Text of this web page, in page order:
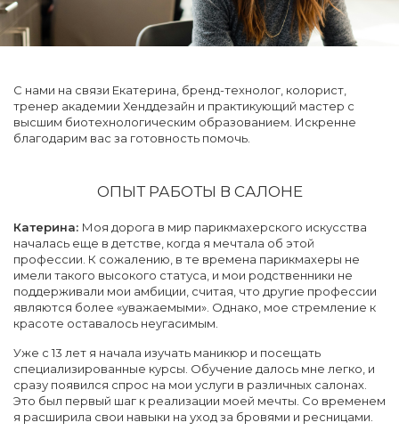
С нами на связи Екатерина, бренд-технолог, колорист,
тренер академии Хенддезайн и практикующий мастер с
высшим биотехнологическим образованием. Искренне
благодарим вас за готовность помочь.
ОПЫТ РАБОТЫ В САЛОНЕ
Катерина: Моя дорога в мир парикмахерского искусства
началась еще в детстве, когда я мечтала об этой
профессии. К сожалению, в те времена парикмахеры не
имели такого высокого статуса, и мои родственники не
поддерживали мои амбиции, считая, что другие профессии
являются более «уважаемыми». Однако, мое стремление к
красоте оставалось неугасимым.
Уже с 13 лет я начала изучать маникюр и посещать
специализированные курсы. Обучение далось мне легко, и
сразу появился спрос на мои услуги в различных салонах.
Это был первый шаг к реализации моей мечты. Со временем
я расширила свои навыки на уход за бровями и ресницами.